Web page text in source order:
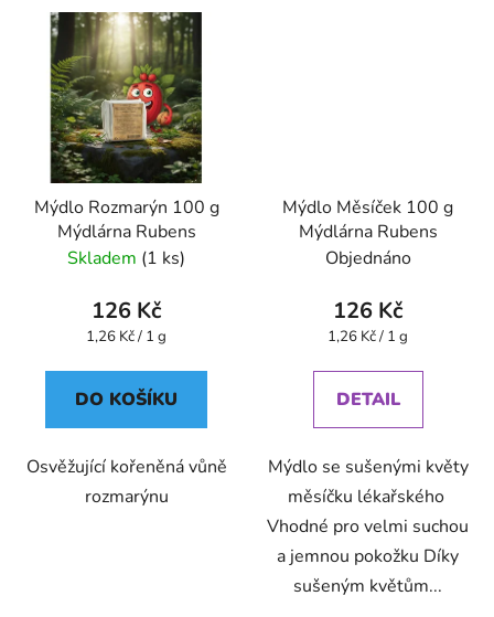
Mýdlo Rozmarýn 100 g
Mýdlárna Rubens
Skladem (1 ks)
126 Kč
Měrná
1,26 Kč / 1 g
DO KOŠÍKU
Osvěžující kořeněná vůně
rozmarýnu
Mýdlo Měsíček 100 g
Mýdlárna Rubens
Objednáno
126 Kč
Měrná
1,26 Kč / 1 g
DETAIL
Mýdlo se sušenými květy
měsíčku lékařského
Vhodné pro velmi suchou
a jemnou pokožku Díky
sušeným květům...